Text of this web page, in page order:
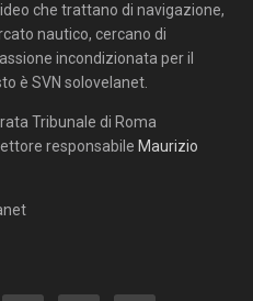
che trattano di navigazione,
nautico, cercano di
incondizionata per il
è SVN solovelanet.
Tribunale di Roma
responsabile Maurizio